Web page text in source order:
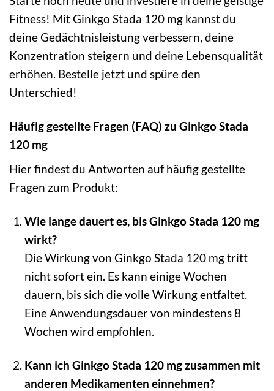
Fitness! Mit Ginkgo Stada 120 mg kannst du
deine Gedächtnisleistung verbessern, deine
Konzentration steigern und deine Lebensqualität
erhöhen. Bestelle jetzt und spüre den
Unterschied!
Häufig gestellte Fragen (FAQ) zu Ginkgo Stada
120 mg
Hier findest du Antworten auf häufig gestellte
Fragen zum Produkt:
Wie lange dauert es, bis Ginkgo Stada 120 mg
wirkt?
Die Wirkung von Ginkgo Stada 120 mg tritt
nicht sofort ein. Es kann einige Wochen
dauern, bis sich die volle Wirkung entfaltet.
Eine Anwendungsdauer von mindestens 8
Wochen wird empfohlen.
Kann ich Ginkgo Stada 120 mg zusammen mit
anderen Medikamenten einnehmen?